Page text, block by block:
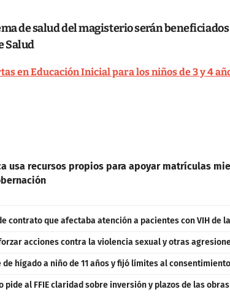
de salud del magisterio serán
Salud
en Educación Inicial para los niños de 3 y 4
usa recursos propios para apoyar matrículas
que afectaba atención a pacientes con VIH de la
acciones contra la violencia sexual y otras
hígado a niño de 11 años y fijó límites al
pide al FFIE claridad sobre inversión y plazos de las obras